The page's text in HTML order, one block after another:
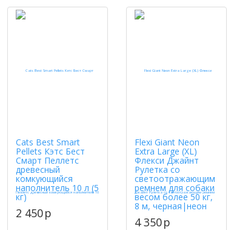
Cats Best Smart
Pellets Кэтс Бест
Смарт Пеллетс
древесный
комкующийся
наполнитель 10 л (5
кг)
2 450p
Flexi Giant Neon
Extra Large (XL)
Флекси Джайнт
Рулетка со
светоотражающим
ремнем для собаки
весом более 50 кг,
8 м, черная|неон
4 350p